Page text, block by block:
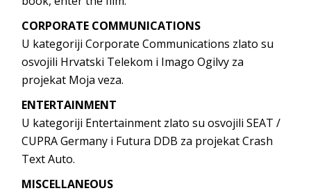
CORPORATE COMMUNICATIONS
U kategoriji Corporate Communications zlato su
osvojili Hrvatski Telekom i Imago Ogilvy za
projekat Moja veza.
ENTERTAINMENT
U kategoriji Entertainment zlato su osvojili SEAT /
CUPRA Germany i Futura DDB za projekat Crash
Text Auto.
MISCELLANEOUS